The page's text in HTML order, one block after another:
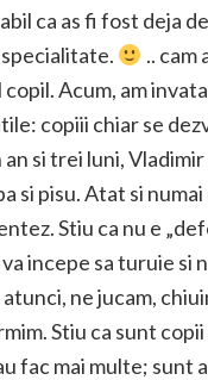
ca as fi fost deja
.. cam
Acum, am
copiii chiar se
si trei luni,
si pisu. Atat si
Stiu ca nu e
incepe sa turuie si
atunci, ne jucam,
Stiu ca sunt
fac mai multe; sunt